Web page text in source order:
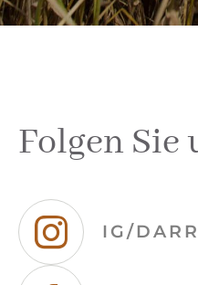
Folgen Sie
IG/